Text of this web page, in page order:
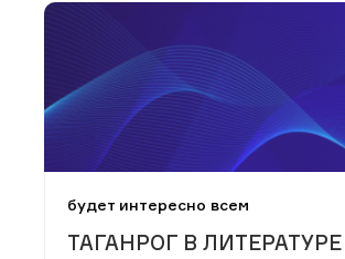
будет интересно всем
ТАГАНРОГ В ЛИТЕРАТУРЕ